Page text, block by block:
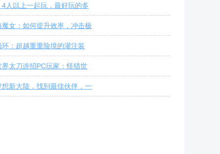
4人以上一起玩，最好玩的多
女：如何提升效率，冲击极
环：超越重重险境的灌注装
太刀连招PC玩家：怪猎世
想新大陆，找到最佳伙伴，一